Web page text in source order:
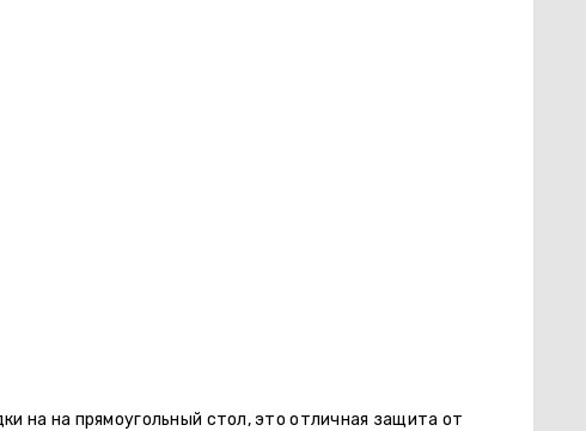
на на прямоугольный стол, это отличная защита от